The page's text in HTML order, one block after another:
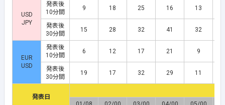
USD
JPY
発表後
10分間
9 18 25 16 13
発表後
30分間
15 28 32 41 32
EUR
USD
発表後
10分間
6 12 17 21 9
発表後
30分間
19 17 32 29 11
発表日